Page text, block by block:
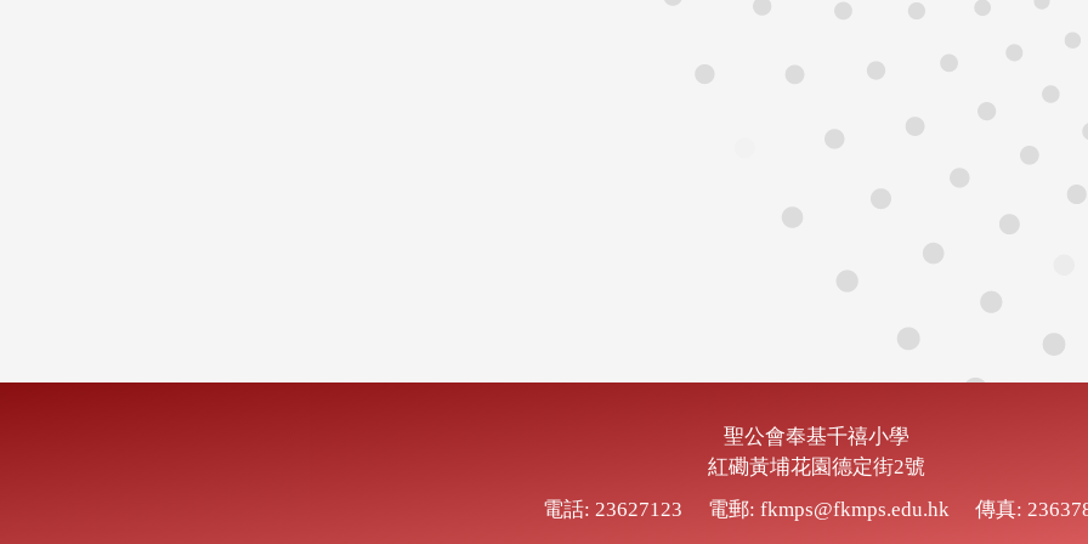
聖公會奉基千禧小學
紅磡黃埔花園德定街2號
電話: 23627123
電郵: fkmps@fkmps.edu.hk 傳真: